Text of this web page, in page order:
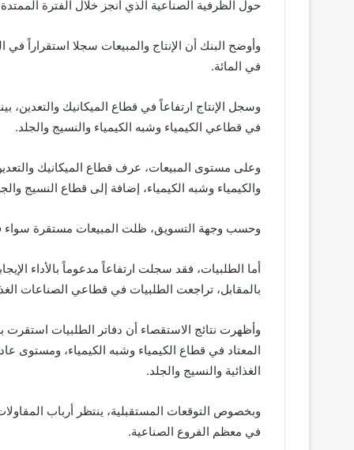
حول الظرفية الصناعية الذي أُنجز خلال الفترة الممتدة بين 1 و29 ماي 2026، بنسبة استجابة بلغت 65 في
في المائة.
وسجل الإنتاج ارتفاعاً في قطاع الميكانيك والتعدين،
في قطاعي الكيمياء وشبه الكيمياء والنسيج والجلد.
وعلى مستوى المبيعات، عرف قطاع الميكانيك
والكيمياء وشبه الكيمياء، إضافة إلى قطاع النسيج
وحسب وجهة التسويق، ظلت المبيعات مستقرة سواء
أما الطلبيات، فقد سجلت ارتفاعاً مدعوماً بالأداء
بالمقابل، تراجعت الطلبيات في قطاعي الصناعات
وأظهرت نتائج الاستقصاء أن دفاتر الطلبيات
المعتاد في قطاع الكيمياء وشبه الكيمياء، ومستوى
الغذائية والنسيج والجلد.
وبخصوص التوقعات المستقبلية، ينتظر أرباب المقاولات
في معظم الفروع الصناعية.